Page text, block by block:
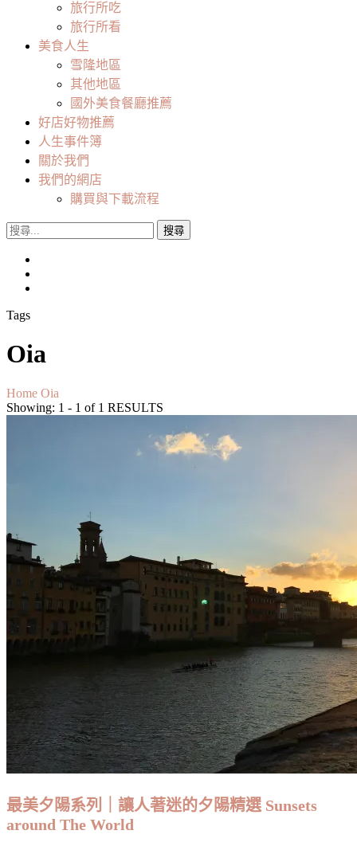
旅行所吃
旅行所看
美食人生
雪隆地區
其他地區
國外美食餐廳推薦
好店好物推薦
人生事件簿
關於我們
我們的網店
購買與下載流程
搜
Tags
Oia
Home Oia
Showing: 1 - 1 of 1 RESULTS
最美夕陽系列｜讓人著迷的夕陽精選 Sunsets
around The World